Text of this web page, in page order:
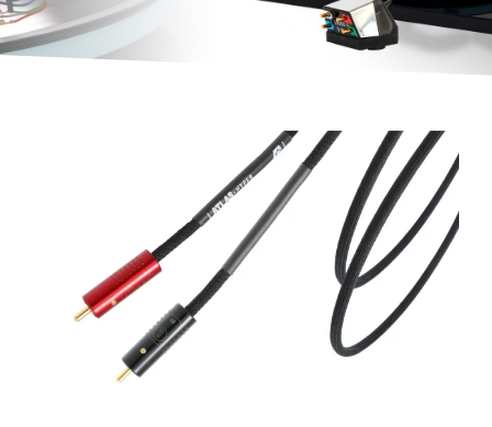
De nieuwe REGA planar 2 met Nd3 element of
de REGA planar 3 met Nd5 element fabrieks
Bekijk ze in onze webshop!